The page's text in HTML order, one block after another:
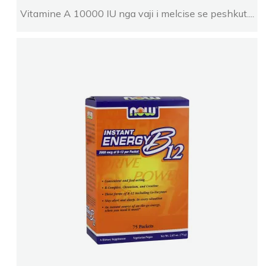
Farmaci FarmaSeven
FARMACI DITE E NATE 3
Farmaci Orange Farmaci 024
Vitamine A 10000 IU nga vaji i melcise se peshkut....